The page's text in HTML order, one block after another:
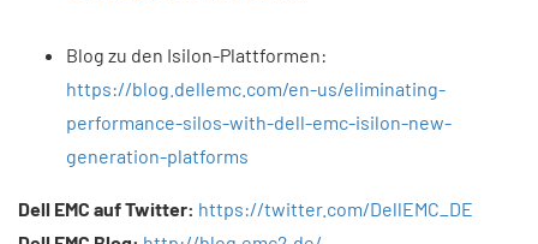
Blog zu den Isilon-Plattformen:
https://blog.dellemc.com/en-us/eliminating-
performance-silos-with-dell-emc-isilon-new-
generation-platforms
Dell EMC auf Twitter: https://twitter.com/DellEMC_DE